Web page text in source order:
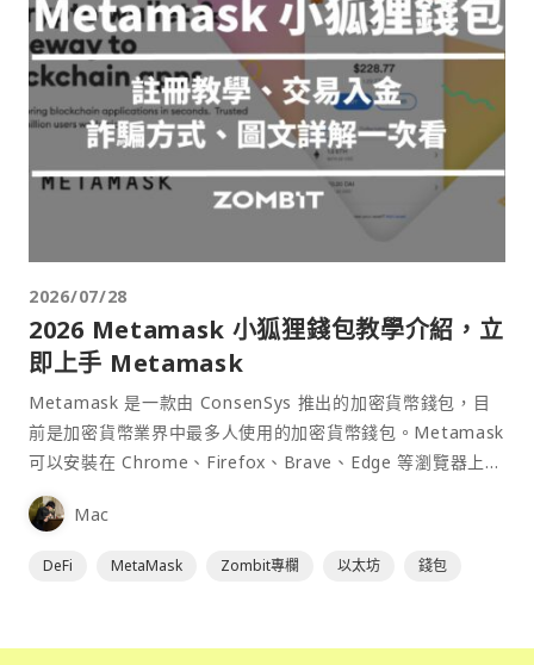
2026/07/28
2026 Metamask 小狐狸錢包教學介紹，立
即上手 Metamask
Metamask 是一款由 ConsenSys 推出的加密貨幣錢包，目
前是加密貨幣業界中最多人使用的加密貨幣錢包。Metamask
可以安裝在 Chrome、Firefox、Brave、Edge 等瀏覽器上作
為插件使用，具備許多功能且使用上非常方便。
Mac
DeFi MetaMask Zombit專欄 以太坊 錢包